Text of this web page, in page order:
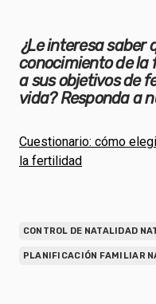
¿Le interesa saber
conocimiento de la
a sus objetivos de
vida? Responda a
Cuestionario: cómo
la fertilidad
CONTROL DE NATALIDAD
PLANIFICACIÓN FAMILIAR